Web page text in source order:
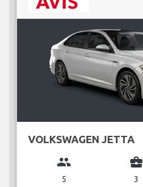
VOLKSWAGEN JETTA
group
5
business_center
3